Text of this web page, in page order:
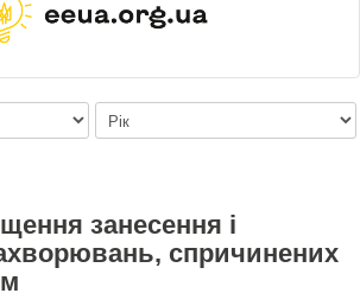
занесення і
спричинених